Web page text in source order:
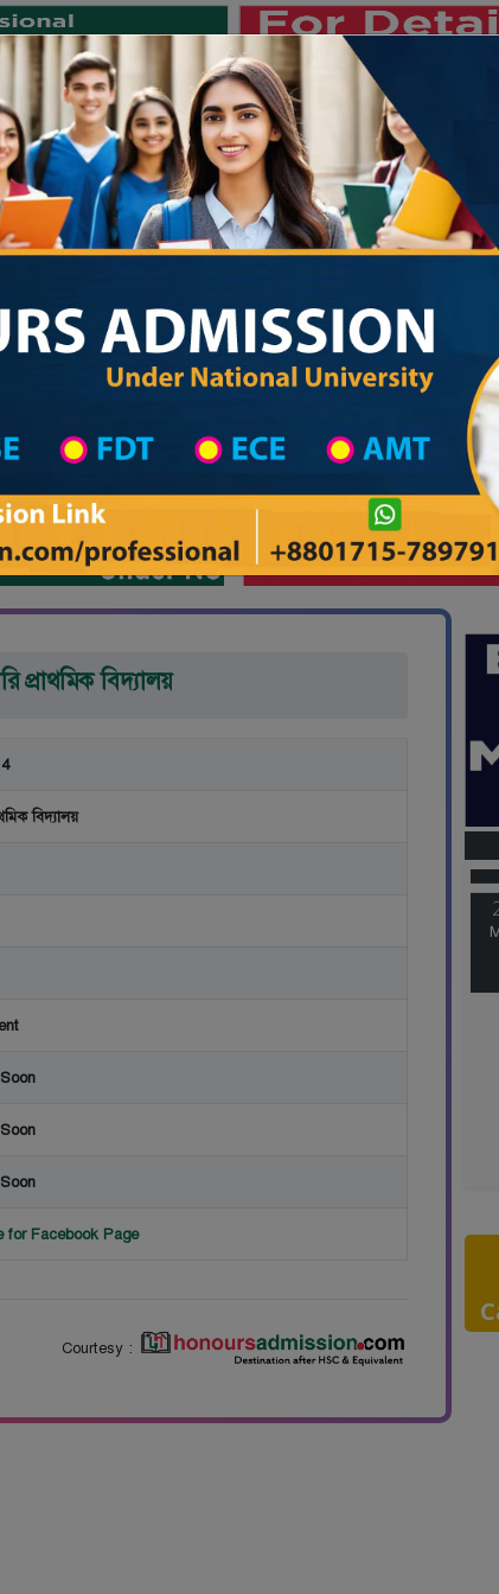
University International University University College
জাতীয় বিশ্ববিদ্যালয় ২০২৫-২৬
Private University Admission
প্রাথমিক বিদ্যালয়
বিদ্যালয়
for Facebook Page
Courtesy :